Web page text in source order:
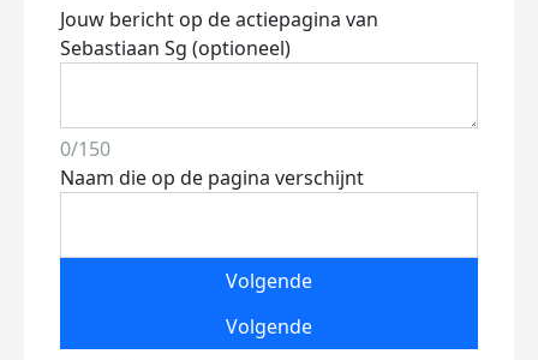
Jouw bericht op de actiepagina van
Sebastiaan Sg (optioneel)
0/150
Naam die op de pagina verschijnt
Volgende
Volgende